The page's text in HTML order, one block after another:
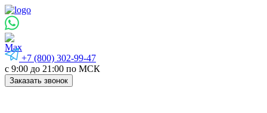
+7 (800) 302-99-47
с 9:00 до 21:00 по МСК
Заказать звонок